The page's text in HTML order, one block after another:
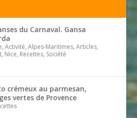
du Carnaval. Gansa
Activité, Alpes-Maritimes, Articles,
Nice, Recettes, Société
crémeux au parmesan,
vertes de Provence